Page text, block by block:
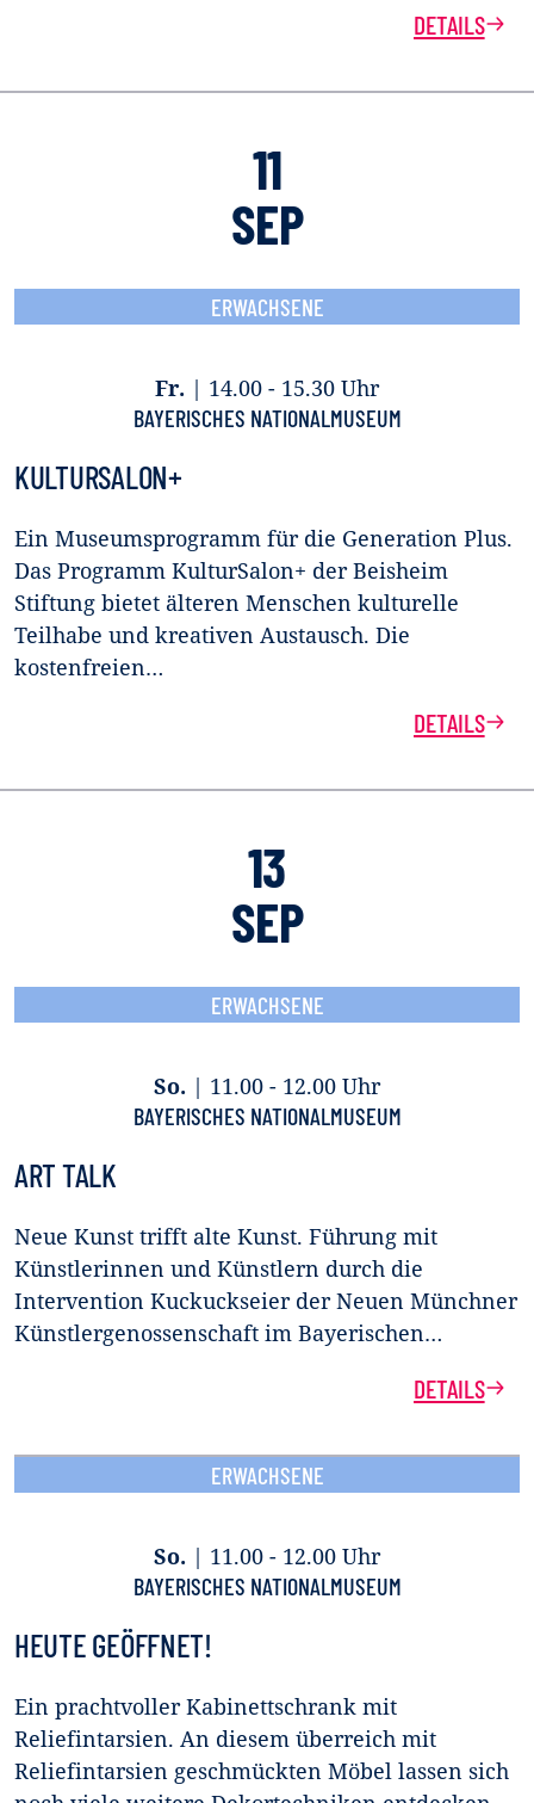
DETAILS
11
SEP
ERWACHSENE
Fr. | 14.00 - 15.30 Uhr
BAYERISCHES NATIONALMUSEUM
KULTURSALON+
Ein Museumsprogramm für die Generation Plus.
Das Programm KulturSalon+ der Beisheim
Stiftung bietet älteren Menschen kulturelle
Teilhabe und kreativen Austausch. Die
kostenfreien…
DETAILS
13
SEP
ERWACHSENE
So. | 11.00 - 12.00 Uhr
BAYERISCHES NATIONALMUSEUM
ART TALK
Neue Kunst trifft alte Kunst. Führung mit
Künstlerinnen und Künstlern durch die
Intervention Kuckuckseier der Neuen Münchner
Künstlergenossenschaft im Bayerischen…
DETAILS
ERWACHSENE
So. | 11.00 - 12.00 Uhr
BAYERISCHES NATIONALMUSEUM
HEUTE GEÖFFNET!
Ein prachtvoller Kabinettschrank mit
Reliefintarsien. An diesem überreich mit
Reliefintarsien geschmückten Möbel lassen sich